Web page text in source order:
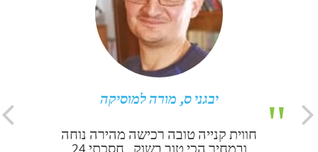
יבגני ס, מורה למוסיקה
חווית קנייה טובה רכישה מהירה נוחה